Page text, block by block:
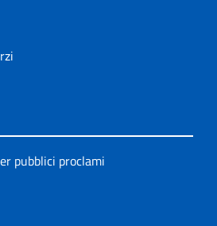
pubblici proclami